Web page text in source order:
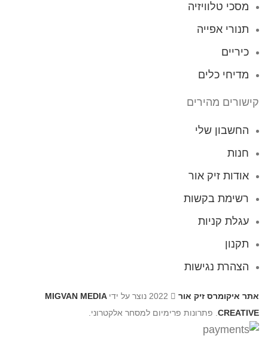
מסכי טלוויזיה
תנורי אפייה
כיריים
מדיחי כלים
קישורים מהירים
החשבון שלי
חנות
אודות זיק אור
רשימת בקשות
עגלת קניות
תקנון
הצהרת נגישות
אתר איקומרס זיק אור
MIGVAN MEDIA
CREATIVE . פתרונות פרימיום למסחר אלקטרוני.